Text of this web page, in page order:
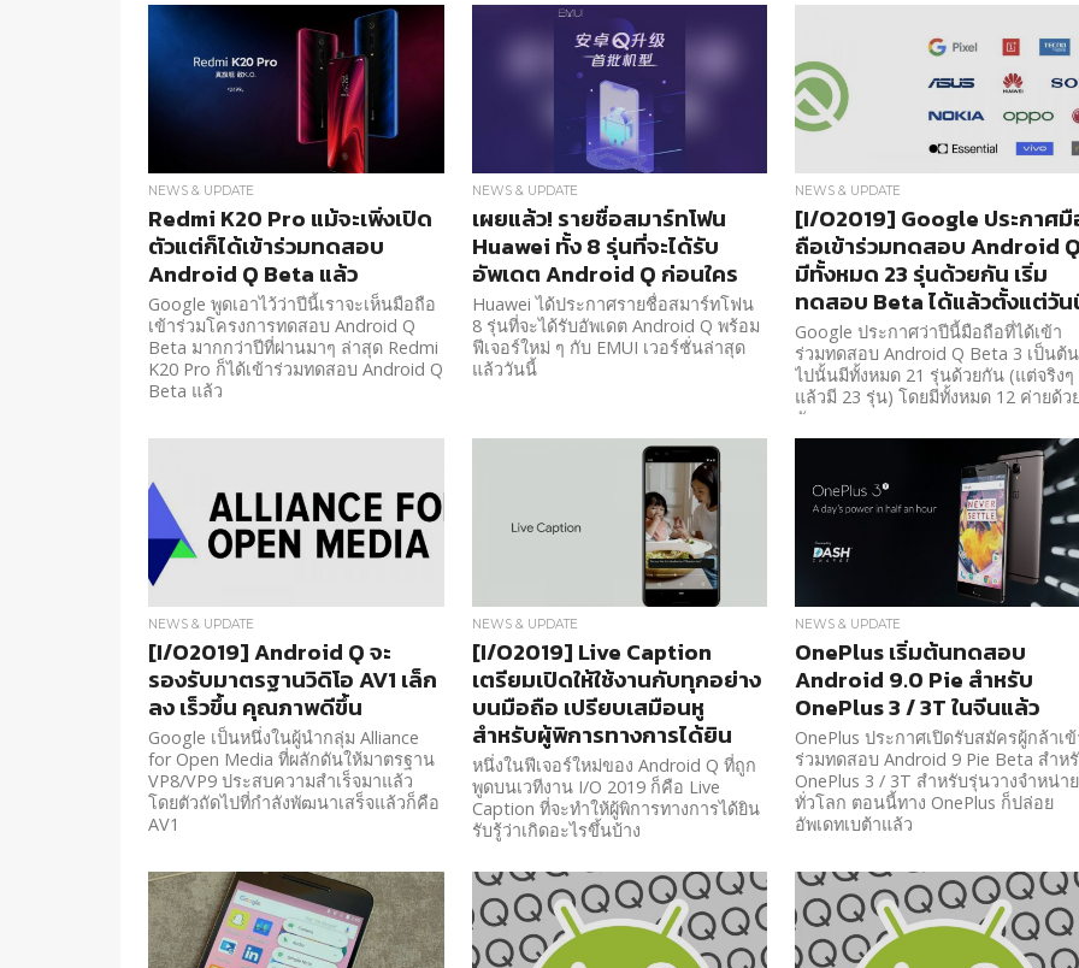
NEWS & UPDATE
Redmi K20 Pro แม้จะเพิ่งเปิด
ตัวแต่ก็ได้เข้าร่วมทดสอบ
Android Q Beta แล้ว
Google พูดเอาไว้ว่าปีนี้เราจะเห็นมือถือ
เข้าร่วมโครงการทดสอบ Android Q
Beta มากกว่าปีที่ผ่านมาๆ ล่าสุด Redmi
K20 Pro ก็ได้เข้าร่วมทดสอบ Android Q
Beta แล้ว
NEWS & UPDATE
เผยแล้ว! รายชื่อสมาร์ทโฟน
Huawei ทั้ง 8 รุ่นที่จะได้รับ
อัพเดต Android Q ก่อนใคร
Huawei ได้ประกาศรายชื่อสมาร์ทโฟน
8 รุ่นที่จะได้รับอัพเดต Android Q พร้อม
ฟีเจอร์ใหม่ ๆ กับ EMUI เวอร์ชั่นล่าสุด
แล้ววันนี้
NEWS & UPDATE
[I/O2019] Google ประกาศ
ถือเข้าร่วมทดสอบ Android
มีทั้งหมด 23 รุ่นด้วยกัน เริ่ม
ทดสอบ Beta ได้แล้วตั้งแต่วั
Google ประกาศว่าปีนี้มือถือที่ได้เข้า
ร่วมทดสอบ Android Q Beta 3 เป็นต้น
ไปนั้นมีทั้งหมด 21 รุ่นด้วยกัน (แต่จริงๆ
แล้วมี 23 รุ่น) โดยมีทั้งหมด 12 ค่ายด้ว
กัน
NEWS & UPDATE
[I/O2019] Android Q จะ
รองรับมาตรฐานวิดิโอ AV1 เล็ก
ลง เร็วขึ้น คุณภาพดีขึ้น
Google เป็นหนึ่งในผู้นำกลุ่ม Alliance
for Open Media ที่ผลักดันให้มาตรฐาน
VP8/VP9 ประสบความสำเร็จมาแล้ว
โดยตัวถัดไปที่กำลังพัฒนาเสร็จแล้วก็คือ
AV1
NEWS & UPDATE
[I/O2019] Live Caption
เตรียมเปิดให้ใช้งานกับทุกอย่าง
บนมือถือ เปรียบเสมือนหู
สำหรับผู้พิการทางการได้ยิน
หนึ่งในฟีเจอร์ใหม่ของ Android Q ที่ถูก
พูดบนเวทีงาน I/O 2019 ก็คือ Live
Caption ที่จะทำให้ผู้พิการทางการได้ยิน
รับรู้ว่าเกิดอะไรขึ้นบ้าง
NEWS & UPDATE
OnePlus เริ่มต้นทดสอบ
Android 9.0 Pie สำหรับ
OnePlus 3 / 3T ในจีนแล้ว
OnePlus ประกาศเปิดรับสมัครผู้กล้าเ
ร่วมทดสอบ Android 9 Pie Beta สำห
OnePlus 3 / 3T สำหรับรุ่นวางจำหน่าย
ทั่วโลก ตอนนี้ทาง OnePlus ก็ปล่อย
อัพเดทเบต้าแล้ว